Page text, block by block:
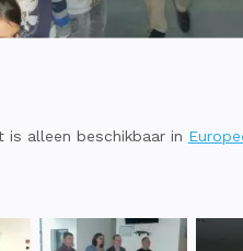
is alleen beschikbaar in